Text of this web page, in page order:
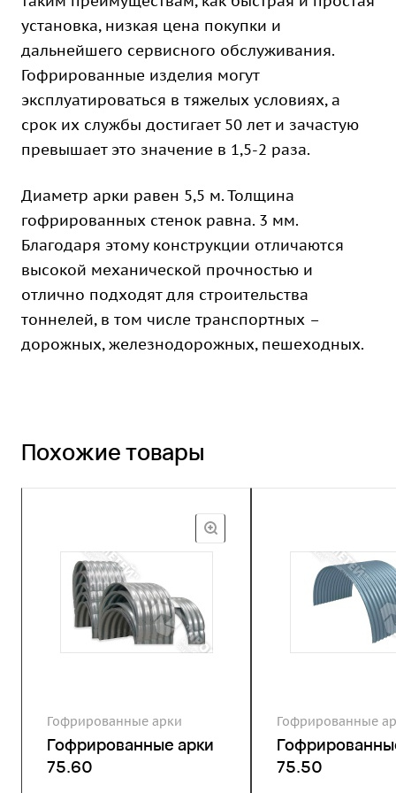
установка, низкая цена покупки и
дальнейшего сервисного обслуживания.
Гофрированные изделия могут
эксплуатироваться в тяжелых условиях, а
срок их службы достигает 50 лет и зачастую
превышает это значение в 1,5-2 раза.
Диаметр арки равен 5,5 м. Толщина
гофрированных стенок равна. 3 мм.
Благодаря этому конструкции отличаются
высокой механической прочностью и
отлично подходят для строительства
тоннелей, в том числе транспортных –
дорожных, железнодорожных, пешеходных.
Похожие товары
Гофрированные арки
Гофрированные арки
75.60
Гофрированные
75.50